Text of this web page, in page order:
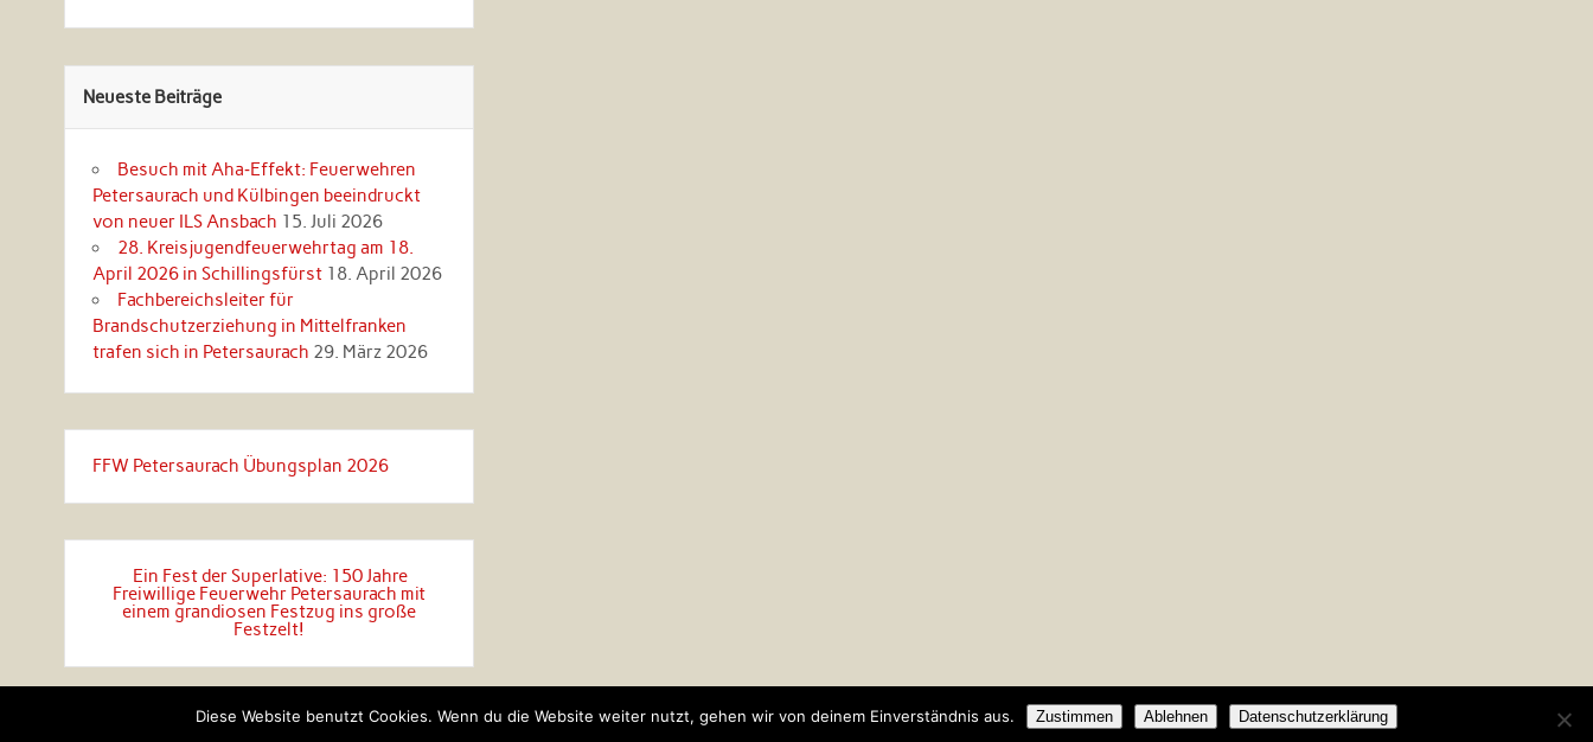
Neueste Beiträge
Besuch mit Aha‑Effekt: Feuerwehren
Petersaurach und Külbingen beeindruckt
von neuer ILS Ansbach 15. Juli 2026
28. Kreisjugendfeuerwehrtag am 18.
April 2026 in Schillingsfürst 18. April 2026
Fachbereichsleiter für
Brandschutzerziehung in Mittelfranken
trafen sich in Petersaurach 29. März 2026
FFW Petersaurach Übungsplan 2026
Ein Fest der Superlative: 150 Jahre
Freiwillige Feuerwehr Petersaurach mit
einem grandiosen Festzug ins große
Festzelt!
WordPress undRubine.
Diese Website benutzt Cookies. Wenn du die Website weiter nutzt, gehen wir von deinem Einverständnis aus. Zustimmen Ablehnen Datenschutzerklärung